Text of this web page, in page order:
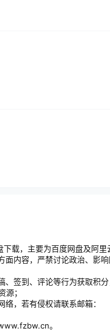
载，主要为百度网盘及阿里
面内容，严禁讨论政治、影
、签到、评论等行为获取积
源；
，若有侵权请联系邮箱：
。